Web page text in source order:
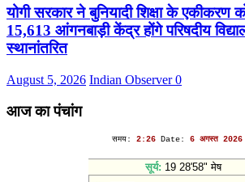
योगी सरकार ने बुनियादी शिक्षा के एकीकरण
15,613 आंगनबाड़ी केंद्र होंगे परिषदीय
स्थानांतरित
August 5, 2026 Indian Observer0
आज का पंचांग